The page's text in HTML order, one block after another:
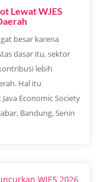
Lewat WJES
besar karena
dasar itu, sektor
lebih
Hal itu
Economic Society
Bandung, Senin